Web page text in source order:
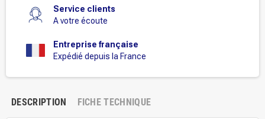
Service clients
A votre écoute
Entreprise française
Expédié depuis la France
DESCRIPTION FICHE TECHNIQUE